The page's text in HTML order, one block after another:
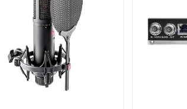
Extra sterke constructie ter bescherming van
Inclusief verwisselbaar close-talk windfilter en
Reduceert storing van luide bronnen
Bass roll-off en nadruk op middengebied
Dynamische cartridge met vlakke, brede
Ook geschikt voor studio-opnames van dichtbij
The SM7B can be mounted on a microphone